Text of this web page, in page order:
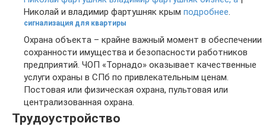
Николай и владимир фартушняк крым подробнее.
сигнализация для квартиры
Охрана объекта – крайне важный момент в обеспечении
сохранности имущества и безопасности работников
предприятий. ЧОП «Торнадо» оказывает качественные
услуги охраны в СПб по привлекательным ценам.
Постовая или физическая охрана, пультовая или
централизованная охрана.
Трудоустройство